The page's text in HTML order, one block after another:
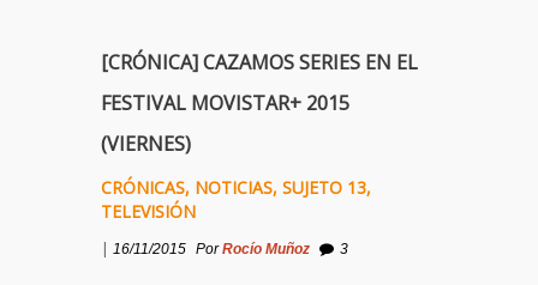
[CRÓNICA] CAZAMOS SERIES EN EL
FESTIVAL MOVISTAR+ 2015
(VIERNES)
CRÓNICAS, NOTICIAS, SUJETO 13,
TELEVISIÓN
| 16/11/2015 PorRocío Muñoz 3